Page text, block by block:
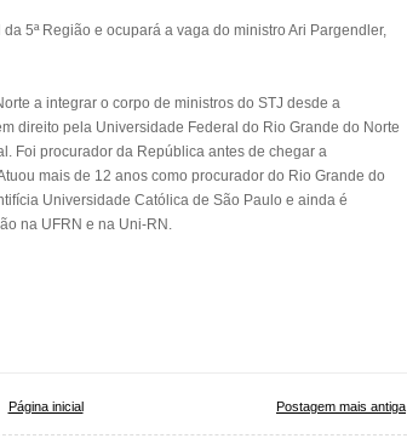
5ª Região e ocupará a vaga do ministro Ari Pargendler,
a integrar o corpo de ministros do STJ desde a
direito pela Universidade Federal do Rio Grande do Norte
Foi procurador da República antes de chegar a
mais de 12 anos como procurador do Rio Grande do
Universidade Católica de São Paulo e ainda é
na UFRN e na Uni-RN.
Postagem mais antiga
Página inicial